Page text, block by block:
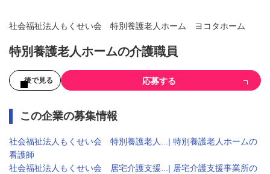
社会福祉法人もくせい会 特別養護老人ホーム ヨコタホーム
特別養護老人ホームの介護職員
後で見る 応募する
この企業の募集情報
社会福祉法人もくせい会 特別養護老人...| 特別養護老人ホームの
看護師
社会福祉法人もくせい会 居宅介護支援...| 居宅介護支援事業所の